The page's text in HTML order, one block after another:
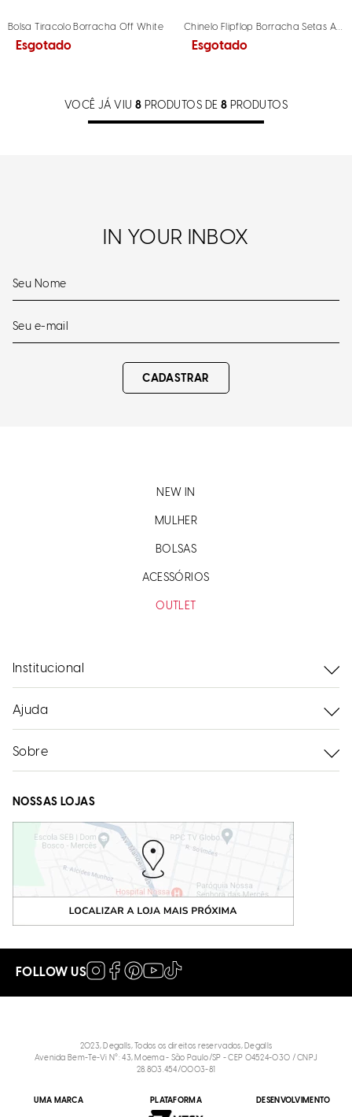
Bolsa Tiracolo Borracha Off White
Esgotado
Chinelo Flipflop Borracha Setas
Esgotado
VOCÊ JÁ VIU 8 PRODUTOS DE 8 PRODUTOS
IN YOUR INBOX
CADASTRAR
NEW IN
MULHER
BOLSAS
ACESSÓRIOS
OUTLET
Institucional
Ajuda
Sobre
NOSSAS LOJAS
FOLLOW US
2023, Degalls, Todos os direitos reservados, Degalls
Avenida Bem-Te-Vi N°: 43, Moema - São Paulo/SP - CEP 04524-030 / CNPJ
28.803.454/0003-81
UMA MARCA PLATAFORMA DESENVOLVIMENTO